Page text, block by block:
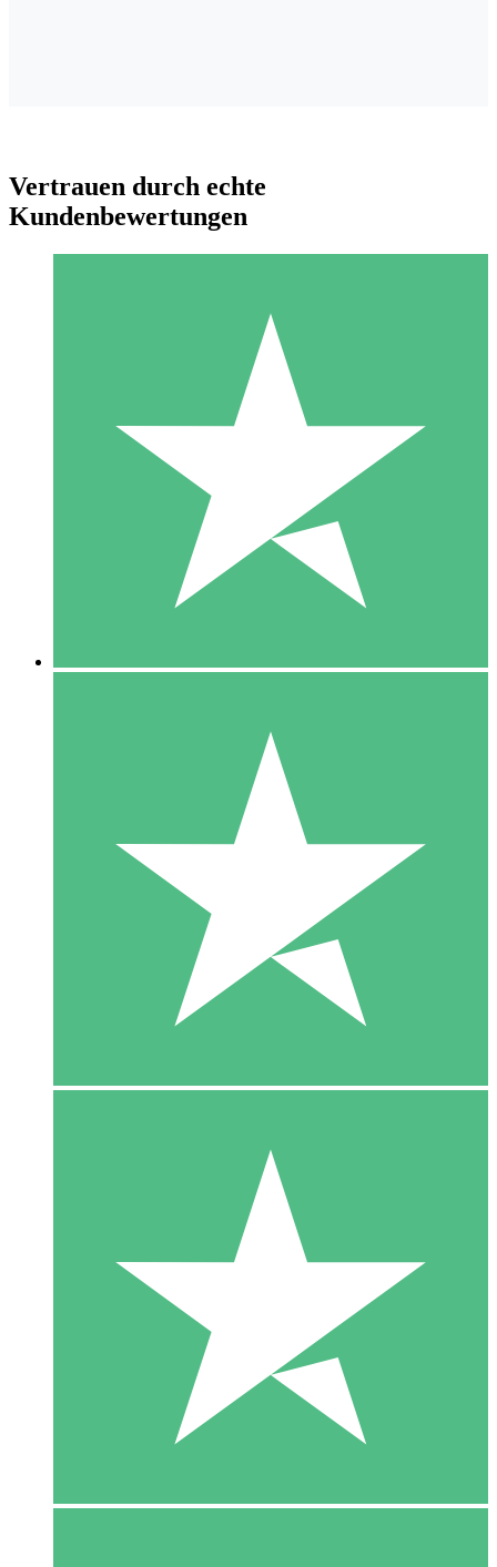
Individuelle Credit-Pakete
Zahlen Sie nach Bedarf mit Download-Credits. Keine
monatliche Verpflichtung erforderlich.
10 00
10 Downloads
20 00
Vertrauen durch echte
Kundenbewertungen